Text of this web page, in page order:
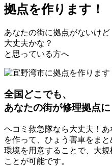
拠点を作ります！
あなたの街に拠点がないけど
大丈夫かな？
と思っている方へ
全国どこでも、
あなたの街が修理拠点に
ヘコミ救急隊なら大丈夫！
を作って、ひょう害車をま
環境を用意することで、大
ことが可能です。